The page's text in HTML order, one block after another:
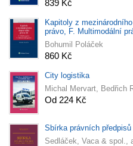
839 Kč
Kapitoly z
právo, F. Multimodální
Bohumil Poláček
860 Kč
City logistika
Michal Mervart, Bedřich
Od 224 Kč
Sbírka právních
Sedláček, Vaca & spol.,